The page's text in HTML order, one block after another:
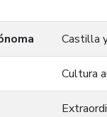
Castilla
Cultura